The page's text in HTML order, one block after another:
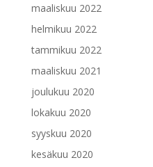
maaliskuu 2022
helmikuu 2022
tammikuu 2022
maaliskuu 2021
joulukuu 2020
lokakuu 2020
syyskuu 2020
kesäkuu 2020